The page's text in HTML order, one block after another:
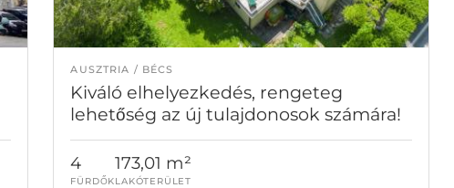
AUSZTRIA BÉCS
Kiváló elhelyezkedés, rengeteg
lehetőség az új tulajdonosok számára!
4
FÜRDŐK
173,01 m²
LAKÓTERÜLET